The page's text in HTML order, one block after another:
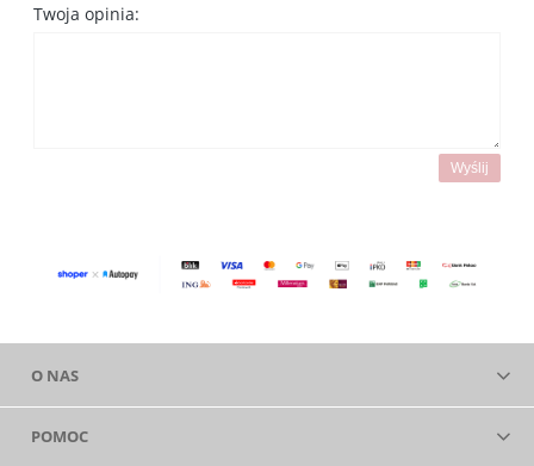
Twoja opinia:
Wyślij
O NAS
POMOC